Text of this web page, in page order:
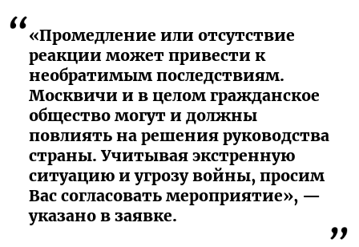
«Промедление или отсутствие
реакции может привести к
необратимым последствиям.
Москвичи и в целом гражданское
общество могут и должны
повлиять на решения руководства
страны. Учитывая экстренную
ситуацию и угрозу войны, просим
Вас согласовать мероприятие», —
указано в заявке.